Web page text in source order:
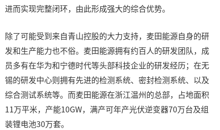
进而实现完整闭环，由此形成强大的综合优势。
除了可能受到来自青山控股的大力支持，麦田能源自身的研
发和生产能力也不俗。麦田能源拥有约百人的研发团队，成
员多有在华为和宁德时代等头部科技企业的研发经历；在无
锡的研发中心则拥有先进的检测系统、密封检测系统、以及
综合测试系统等。而麦田能源在浙江温州的总部，占地面积
11万平米，产能10GW，满产可年产光伏逆变器70万台及组
装锂电池30万套。